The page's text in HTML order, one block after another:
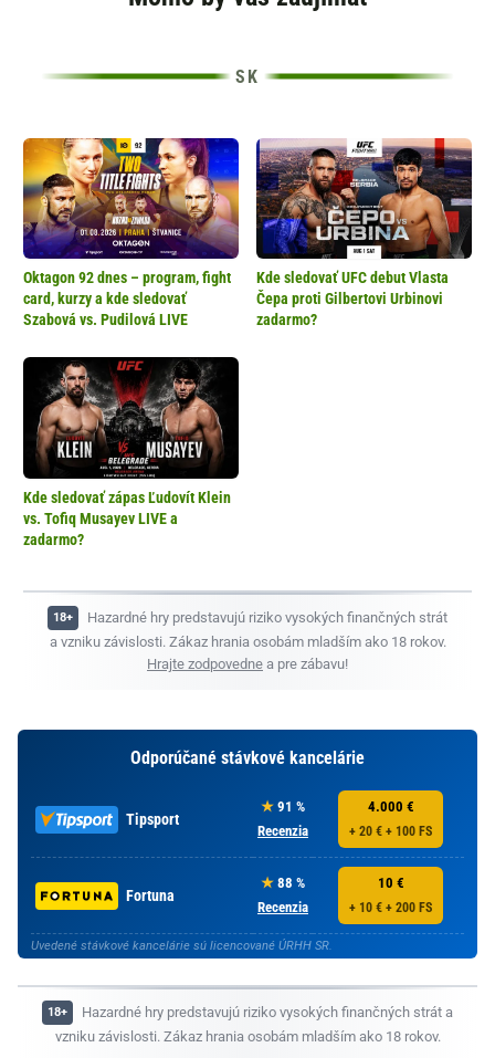
Oktagon 92 dnes – program, fight
card, kurzy a kde sledovať
Szabová vs. Pudilová LIVE
Kde sledovať UFC debut Vlasta
Čepa proti Gilbertovi Urbinovi
zadarmo?
Kde sledovať zápas Ľudovít Klein
vs. Tofiq Musayev LIVE a
zadarmo?
Hazardné hry predstavujú riziko vysokých finančných strát
a vzniku závislosti. Zákaz hrania osobám mladším ako 18 rokov.
Hrajte zodpovedne a pre zábavu!
Odporúčané stávkové kancelárie
Tipsport
91 %
Recenzia
4.000 €
+ 20 € + 100 FS
Fortuna
88 %
Recenzia
10 €
+ 10 € + 200 FS
Uvedené stávkové kancelárie sú licencované ÚRHH SR.
Hazardné hry predstavujú riziko vysokých finančných strát a
vzniku závislosti. Zákaz hrania osobám mladším ako 18 rokov.